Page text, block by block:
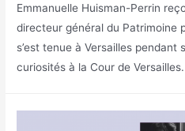
Emmanuelle Huisman-Perrin
directeur général du Patrimoine
s’est tenue à Versailles
curiosités à la Cour de Versailles.